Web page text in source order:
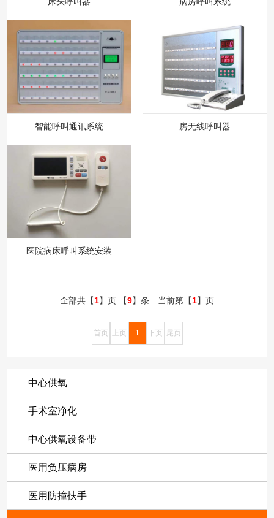
智能呼叫通讯系统 房无线呼叫器
医院病床呼叫系统安装
全部共【1】页 【9】条 当前第【1】页
首页 上页 1 下页 尾页
中心供氧
手术室净化
中心供氧设备带
医用负压病房
医用防撞扶手